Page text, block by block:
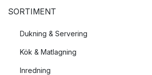
SORTIMENT
Dukning & Servering
Kök & Matlagning
Inredning